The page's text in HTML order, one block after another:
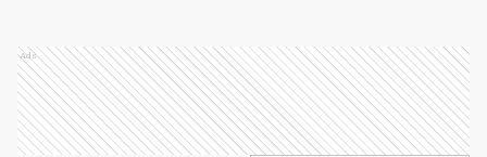
Ads